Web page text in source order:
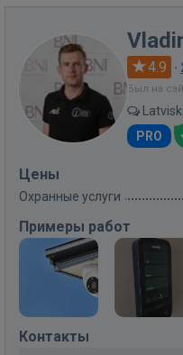
4.9 ·
Был на
PRO
Цены
Охранные услуги
Примеры работ
Контакты